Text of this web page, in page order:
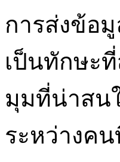
การส่งข้อ
เป็นทักษะ
มุมที่น่าสน
ระหว่างค